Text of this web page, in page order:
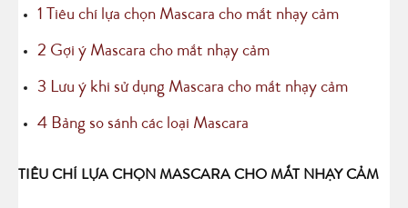
1 Tiêu chí lựa chọn Mascara cho mắt nhạy cảm
2 Gợi ý Mascara cho mắt nhạy cảm
3 Lưu ý khi sử dụng Mascara cho mắt nhạy cảm
4 Bảng so sánh các loại Mascara
TIÊU CHÍ LỰA CHỌN MASCARA CHO MẮT NHẠY CẢM